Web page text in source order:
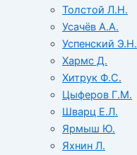
Толстой Л.Н.
Усачёв А.А.
Успенский Э.Н.
Хармс Д.
Хитрук Ф.С.
Цыферов Г.М.
Шварц Е.Л.
Ярмыш Ю.
Яхнин Л.